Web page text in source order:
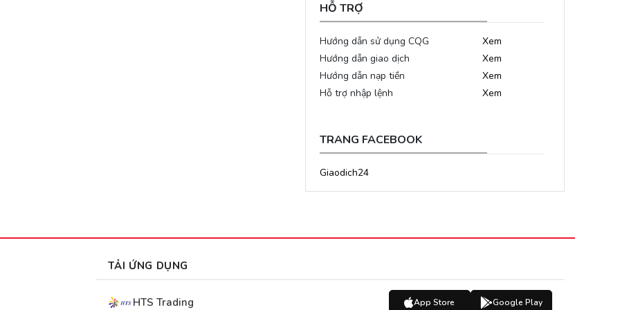
HỖ TRỢ
Hướng dẫn sử dụng CQG
Xem
Hướng dẫn giao dịch
Xem
Hướng dẫn nạp tiền
Xem
Hỗ trợ nhập lệnh
Xem
TRANG FACEBOOK
Giaodich24
TẢI ỨNG DỤNG
HTS Trading App Store Google Play